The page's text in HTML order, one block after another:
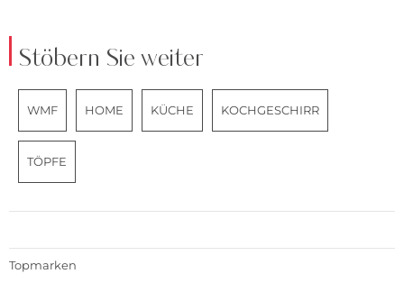
Stöbern Sie weiter
WMF HOME KÜCHE KOCHGESCHIRR
TÖPFE
Topmarken